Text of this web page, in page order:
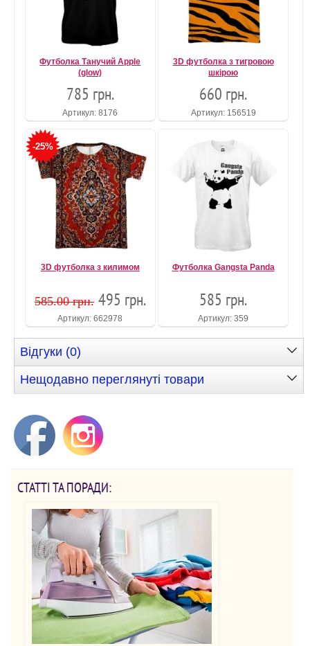
Футболка Танучий Apple
(glow)
785 грн.
Артикул: 8176
3D футболка з тигровою
шкірою
660 грн.
Артикул: 156519
-25%
3D футболка з килимом
585.00 гpн. 495 грн.
Артикул: 662978
Футболка Gangsta Panda
585 грн.
Артикул: 359
Відгуки (0)
Нещодавно переглянуті товари
СТАТТІ ТА ПОРАДИ: